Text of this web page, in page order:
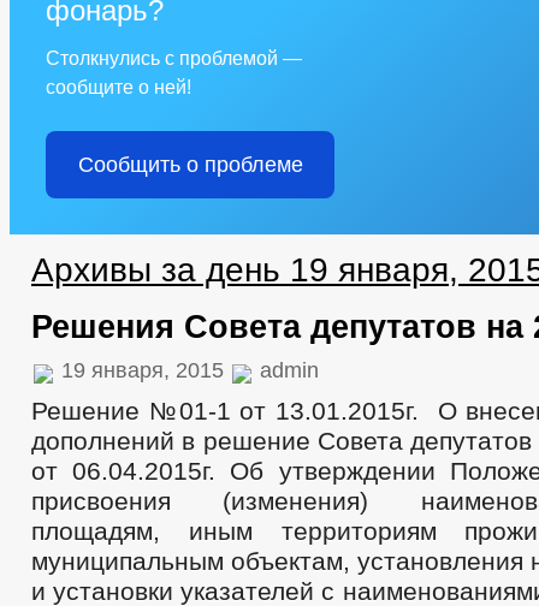
фонарь?
Столкнулись с проблемой —
сообщите о ней!
Сообщить о проблеме
Архивы за день 19 января,
Решения Совета депутатов на
19 января, 2015 admin
Решение №01-1 от 13.01.2015г. О
дополнений в решение Совета
от 06.04.2015г. Об утверждении
присвоения (изменения)
площадям, иным территориям
муниципальным объектам, установления
и установки указателей с